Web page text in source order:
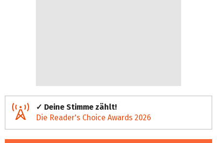
✓ Deine Stimme zählt!
Die Reader's Choice Awards 2026